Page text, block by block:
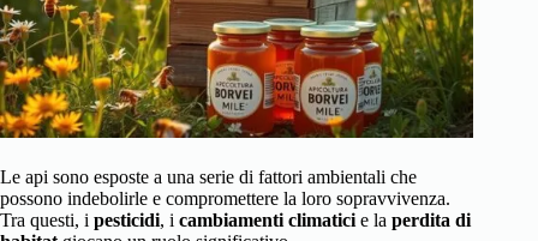
Le api sono esposte a una serie di fattori ambientali che
possono indebolirle e compromettere la loro sopravvivenza.
Tra questi, i pesticidi, i cambiamenti climatici e la perdita di